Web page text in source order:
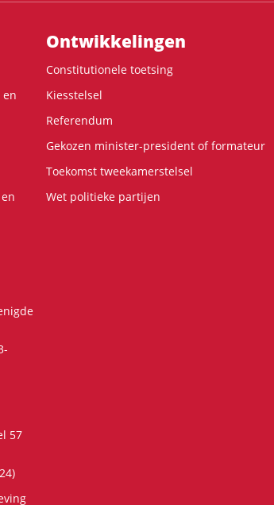
Ontwikke­lingen
Constitutionele toetsing
Kiesstelsel
Referendum
Gekozen minister-president of formateur
Toekomst tweekamerstelsel
Wet politieke partijen
57